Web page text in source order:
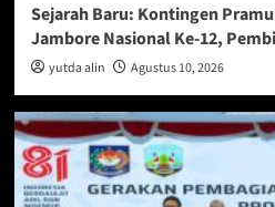
Sejarah Baru: Kontingen
Jambore Nasional Ke-12,
yutda alin Agustus 10, 2026